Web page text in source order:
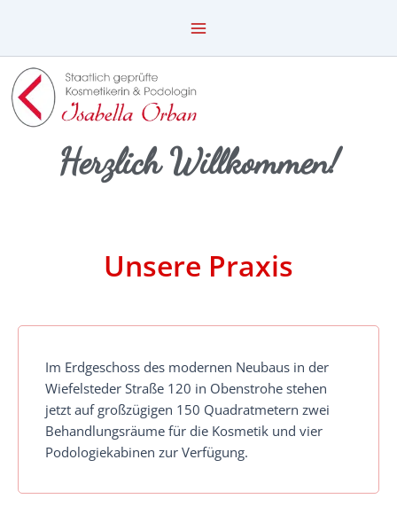
springen
Herzlich Willkommen!
Unsere Praxis
Im Erdgeschoss des modernen Neubaus in der
Wiefelsteder Straße 120 in Obenstrohe stehen
jetzt auf großzügigen 150 Quadratmetern zwei
Behandlungsräume für die Kosmetik und vier
Podologiekabinen zur Verfügung.